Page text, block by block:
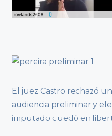
El juez Castro rechazó
audiencia preliminar y
imputado quedó en